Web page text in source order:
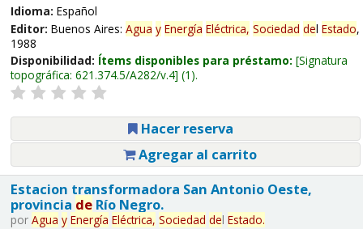
Idioma: Español
Editor: Buenos Aires: Agua y Energía Eléctrica, Sociedad del Estado,
1988
Disponibilidad: Ítems disponibles para préstamo: Signatura
topográfica: 621.374.5/A282/v.4 (1).
Hacer reserva
Agregar al carrito
Estacion transformadora San Antonio Oeste,
provincia deRío Negro.
por Agua y Energía Eléctrica, Sociedad del Estado.